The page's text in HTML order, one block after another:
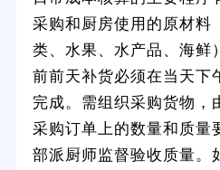
采购和厨房使用的原材料
类、水果、水产品、海
前前天补货必须在当天
完成。需组织采购货物，
采购订单上的数量和质量
部派厨师监督验收质量。